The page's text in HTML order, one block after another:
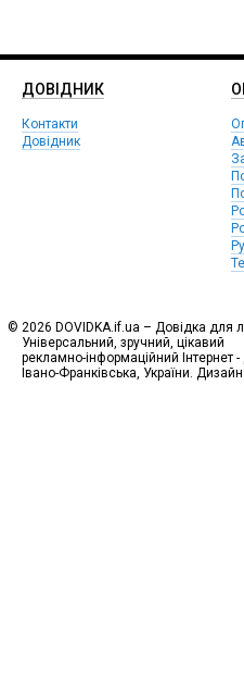
ДОВІДНИК
Контакти
Довідник
© 2026 DOVIDKA.if.ua – Довідка для
Універсальний, зручний, цікавий
рекламно-інформаційний
Івано-Франківська, України. Дизайн